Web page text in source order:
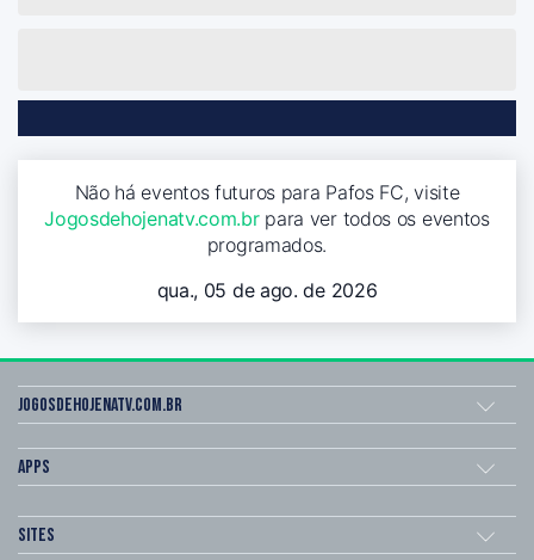
Não há eventos futuros para Pafos FC, visite
Jogosdehojenatv.com.brpara ver todos os eventos
programados.
qua., 05 de ago. de 2026
Jogosdehojenatv.com.br
Apps
Sites